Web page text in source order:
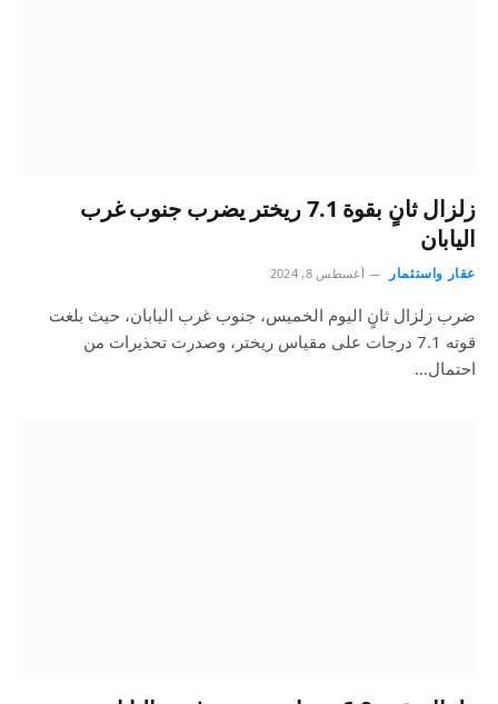
زلزال ثانٍ بقوة 7.1 ريختر يضرب جنوب غرب
اليابان
عقار واستثمار أغسطس 8, 2024
ضرب زلزال ثانٍ اليوم الخميس، جنوب غرب اليابان، حيث بلغت
قوته 7.1 درجات على مقياس ريختر، وصدرت تحذيرات من
احتمال…